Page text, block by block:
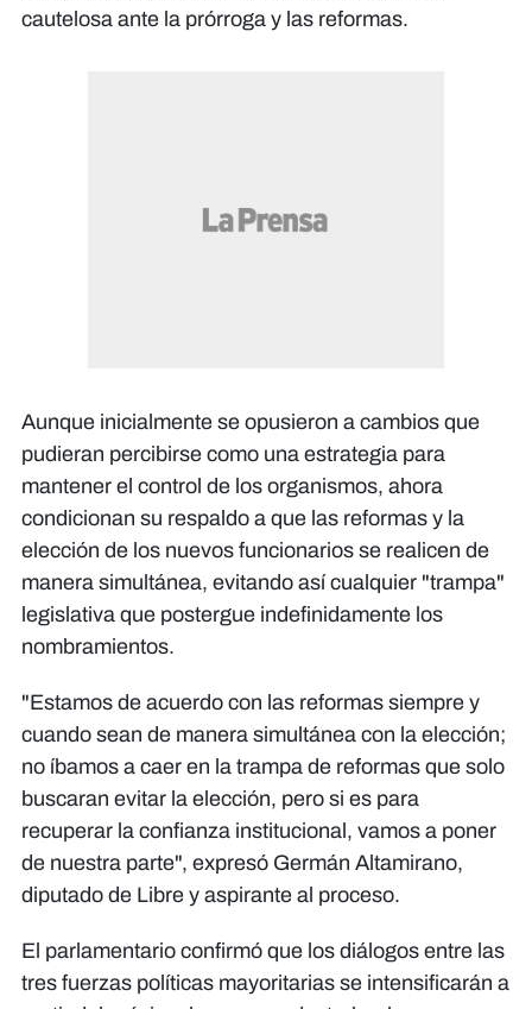
cautelosa ante la prórroga y las reformas.
Aunque inicialmente se opusieron a cambios que
pudieran percibirse como una estrategia para
mantener el control de los organismos, ahora
condicionan su respaldo a que las reformas y la
elección de los nuevos funcionarios se realicen de
manera simultánea, evitando así cualquier "trampa"
legislativa que postergue indefinidamente los
nombramientos.​
"Estamos de acuerdo con las reformas siempre y
cuando sean de manera simultánea con la elección;
no íbamos a caer en la trampa de reformas que solo
buscaran evitar la elección, pero si es para
recuperar la confianza institucional, vamos a poner
de nuestra parte", expresó Germán Altamirano,
diputado de Libre y aspirante al proceso.​
El parlamentario confirmó que los diálogos entre las
tres fuerzas políticas mayoritarias se intensificarán a